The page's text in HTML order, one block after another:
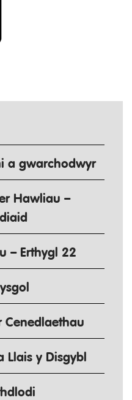
a gwarchodwyr
Hawliau –
– Erthygl 22
Cenedlaethau
Llais y Disgybl